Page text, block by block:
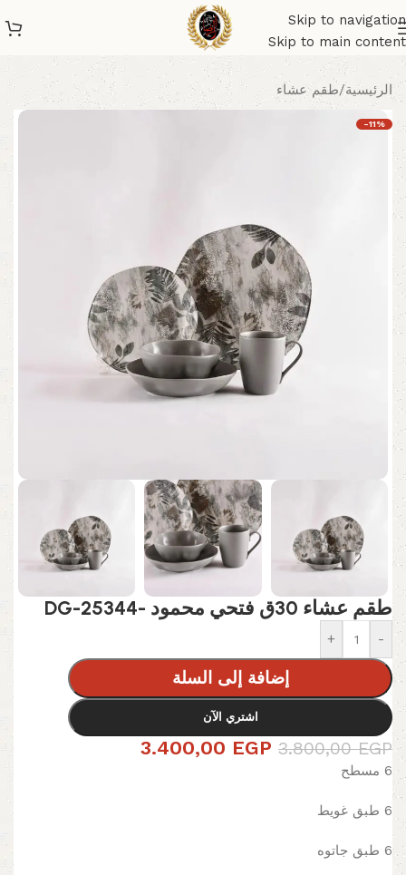
Skip to navigation
Skip to main content
الرئيسية/طقم عشاء
-11%
طقم عشاء 30ق فتحي محمود -DG-25344
-
+
إضافة إلى السلة
اشتري الآن
3.800,00EGP
3.400,00 EGP
6 مسطح
6 طبق غويط
6 طبق جاتوه